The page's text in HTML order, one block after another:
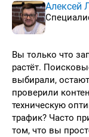
Алексей
Вы только что
растёт.
выбирали,
проверили
техническую
трафик? Часто
том, что вы